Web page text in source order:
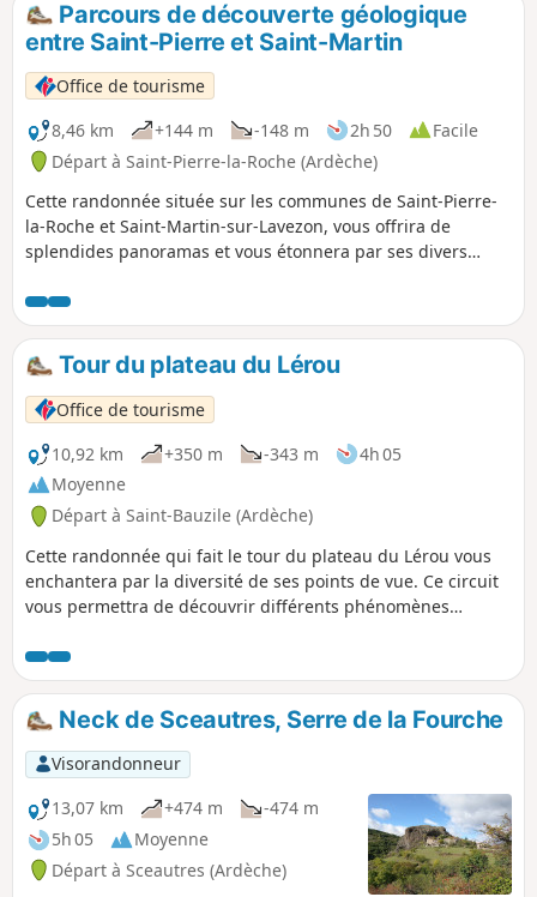
p
Parcours de découverte géologique
entre Saint-Pierre et Saint-Martin
Office de tourisme
8,46 km
+144 m -148 m 2h 50
Facile
Départ à Saint-Pierre-la-Roche (Ardèche)
Cette randonnée située sur les communes de Saint-Pierre-
la-Roche et Saint-Martin-sur-Lavezon, vous offrira de
splendides panoramas et vous étonnera par ses divers
Tour du plateau du Lérou
Office de tourisme
10,92 km
+350 m -343 m
4h 05
Moyenne
Départ à Saint-Bauzile (Ardèche)
Cette randonnée qui fait le tour du plateau du Lérou vous
enchantera par la diversité de ses points de vue. Ce circuit
vous permettra de découvrir différents phénomènes
Neck de Sceautres, Serre de la Fourche
Visorandonneur
13,07 km
+474 m
-474 m
5h 05
Moyenne
Départ à Sceautres (Ardèche)